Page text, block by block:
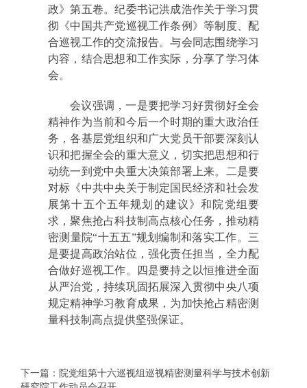
政》第五卷。纪委书记洪成浩作关于学习贯
彻《中国共产党巡视工作条例》等制度、配
合巡视工作的交流报告。与会同志围绕学习
内容，结合思想和工作实际，分享了学习体
会。
会议强调，一是要把学习好贯彻好全会
精神作为当前和今后一个时期的重大政治任
务，各基层党组织和广大党员干部要深刻认
识和把握全会的重大意义，切实把思想和行
动统一到党中央重大决策部署上来。二是要
对标《中共中央关于制定国民经济和社会发
展第十五个五年规划的建议》和院党组要
求，聚焦抢占科技制高点核心任务，推动精
密测量院“十五五”规划编制和落实工作。三
是要提高政治站位，强化责任担当，全力配
合做好巡视工作。四是要持之以恒推进全面
从严治党，持续巩固拓展深入贯彻中央八项
规定精神学习教育成果，为加快抢占精密测
量科技制高点提供坚强保证。
下一篇：院党组第十六巡视组巡视精密测量科学与技术创新